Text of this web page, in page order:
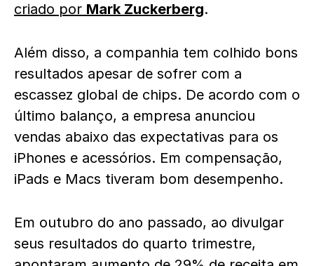
criado por Mark Zuckerberg.
Além disso, a companhia tem colhido bons
resultados apesar de sofrer com a
escassez global de chips. De acordo com o
último balanço, a empresa anunciou
vendas abaixo das expectativas para os
iPhones e acessórios. Em compensação,
iPads e Macs tiveram bom desempenho.
Em outubro do ano passado, ao divulgar
seus resultados do quarto trimestre,